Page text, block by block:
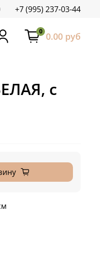
+7 (995) 237-03-44
0 0.00 руб
с